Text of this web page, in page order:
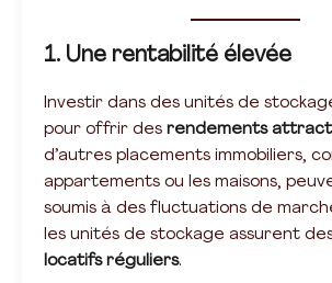
1. Une rentabilité élevée
Investir dans des unités de
pour offrir des rendements
d’autres placements immobiliers,
appartements ou les maisons,
soumis à des fluctuations de
les unités de stockage assurent
locatifs réguliers.